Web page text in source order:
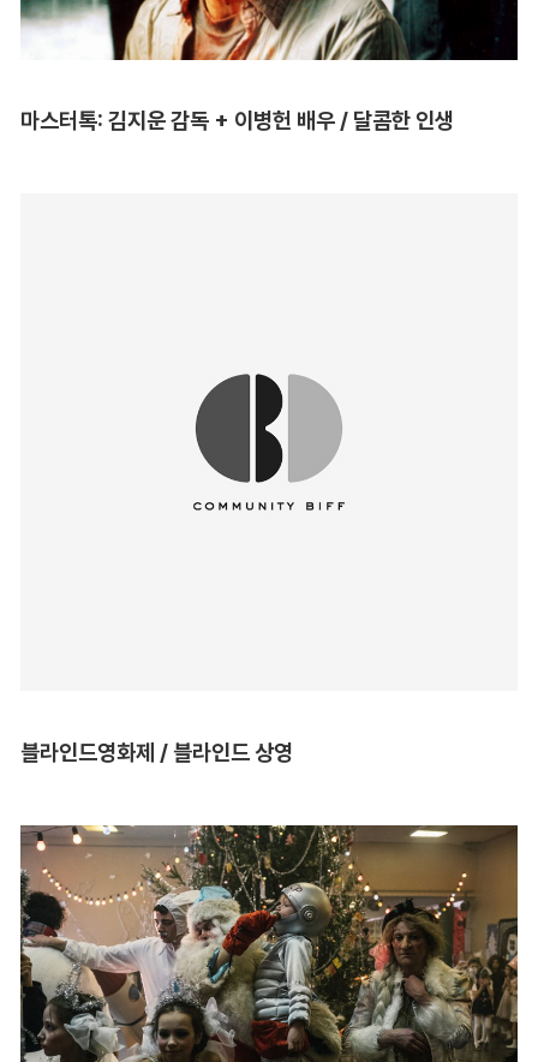
마스터톡: 김지운 감독 + 이병헌 배우 / 달콤한 인생
블라인드영화제 / 블라인드 상영